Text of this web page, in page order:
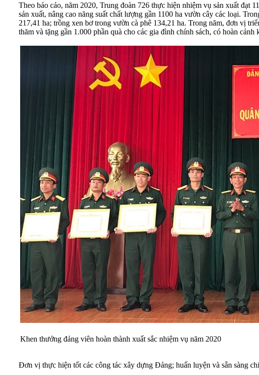
Theo báo cáo, năm 2020, Trung đoàn 726 thực hiện nhiệm vụ sản xuất đạt
sản xuất, nâng cao năng suất chất lượng gần 1100 ha vườn cây các loại.
217,41 ha; trồng xen bơ trong vườn cà phê 134,21 ha. Trong năm, đơn vị
thăm và tặng gần 1.000 phần quà cho các gia đình chính sách, có hoàn
Khen thưởng đảng viên hoàn thành xuất sắc nhiệm vụ năm 2020
Đơn vị thực hiện tốt các công tác xây dựng Đảng; huấn luyện và sẵn sàng